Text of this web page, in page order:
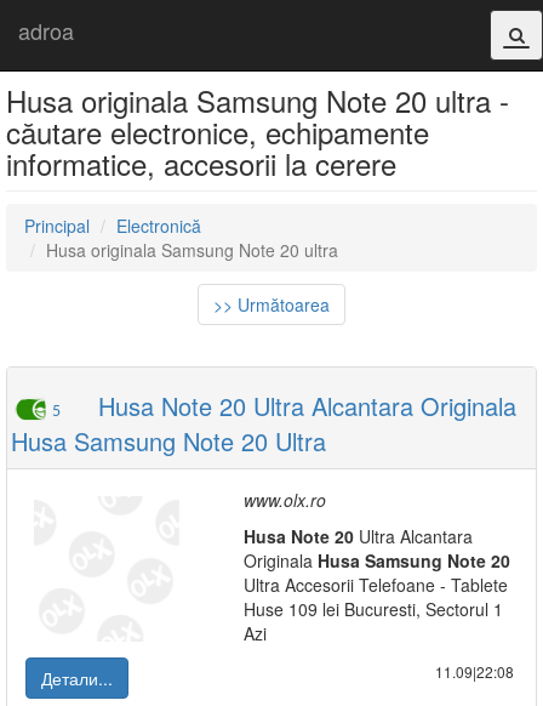
adroa
Husa originala Samsung Note 20 ultra -
căutare electronice, echipamente
informatice, accesorii la cerere
Principal
Electronică
Husa originala Samsung Note 20 ultra
>> Următoarea
5
Husa Note 20 Ultra Alcantara Originala
Husa Samsung Note 20 Ultra
www.olx.ro
Husa Note 20 Ultra Alcantara
Originala Husa Samsung Note 20
Ultra Accesorii Telefoane - Tablete
Huse 109 lei Bucuresti, Sectorul 1
Azi
Детали...
11.09|22:08